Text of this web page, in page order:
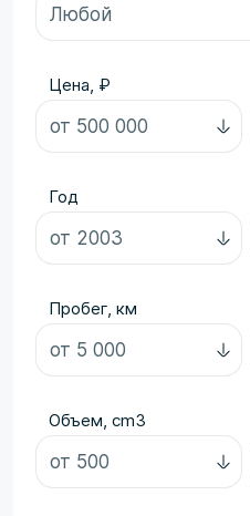
Цена, ₽
Год
Пробег, км
Объем, cm3